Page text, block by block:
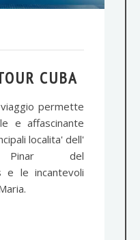
CUBA
permette
e affascinante
localita' dell'
del
e le incantevoli